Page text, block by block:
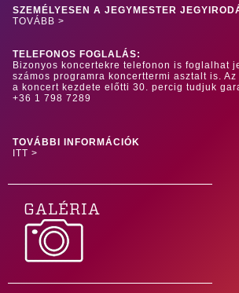
SZEMÉLYESEN A JEGYMESTER
TOVÁBB >
TELEFONOS FOGLALÁS:
Bizonyos koncertekre telefonon is foglalhat
számos programra koncerttermi asztalt is.
a koncert kezdete előtti 30. percig tudjuk
+36 1 798 7289
TOVÁBBI INFORMÁCIÓK
ITT >
GALÉRIA